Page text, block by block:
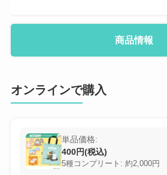
商品情報
オンラインで購入
単品価格:
400円(税込)
5種コンプリート: 約2,000円